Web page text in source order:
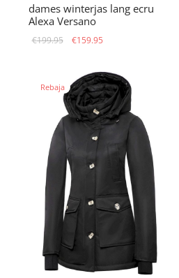
dames winterjas lang ecru
Alexa Versano
€199.95
El precio
era:
€199.95.
€159.95
es:
€159.95.
Rebaja